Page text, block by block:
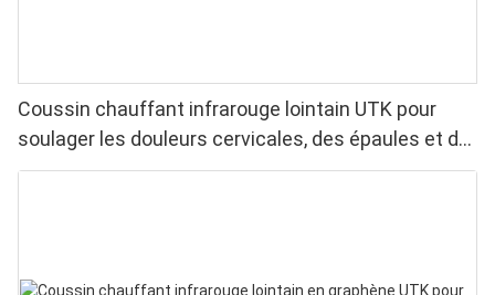
Coussin chauffant infrarouge lointain UTK pour
soulager les douleurs cervicales, des épaules et du
dos, H21B1